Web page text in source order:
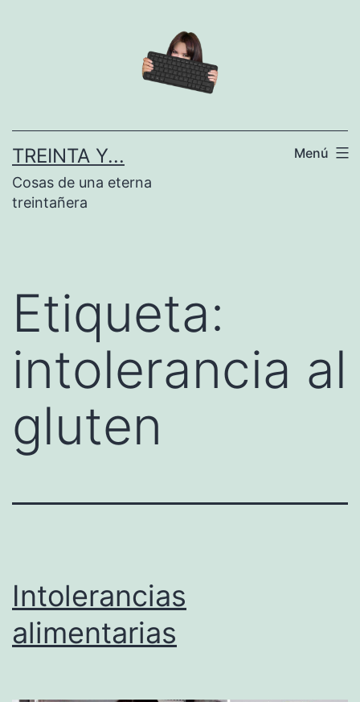
TREINTA Y...
Cosas de una eterna
treintañera
Menú
Etiqueta:
intolerancia al
gluten
Intolerancias
alimentarias